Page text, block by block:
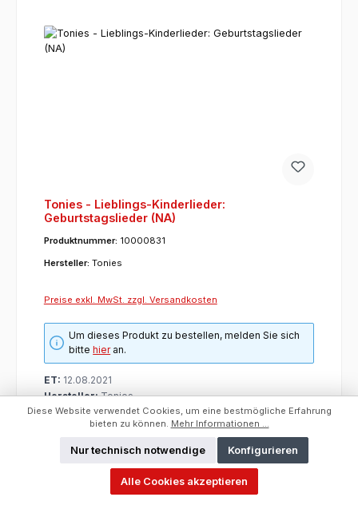
Tonies - Lieblings-Kinderlieder:
Geburtstagslieder (NA)
Produktnummer: 10000831
Hersteller: Tonies
Preise exkl. MwSt. zzgl. Versandkosten
Um dieses Produkt zu bestellen, melden Sie sich
bittehieran.
ET: 12.08.2021
Hersteller:Tonies
Unbekannt
Erschienen:12.08.2021
Kategorie:Tonies
Diese Website verwendet Cookies, um eine bestmögliche Erfahrung
bieten zu können. Mehr Informationen ...
Nur technisch notwendige Konfigurieren
Alle Cookies akzeptieren